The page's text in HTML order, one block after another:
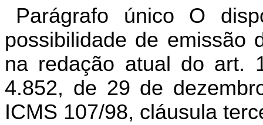
Parágrafo único O
possibilidade de emissão
na redação atual do art.
4.852, de 29 de
ICMS 107/98, cláusula